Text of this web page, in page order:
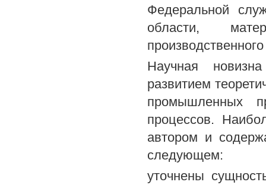
Федеральной
области,
Научная
развитием
промышленных
процессов.
автором и
следующем:
уточнены